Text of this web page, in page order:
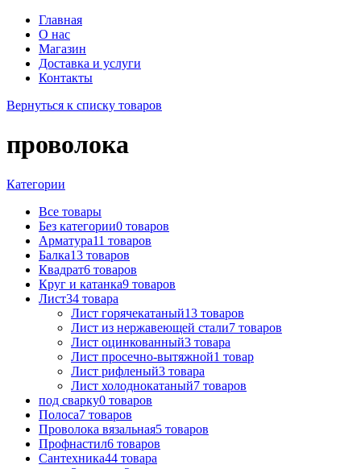
Главная
О нас
Магазин
Доставка и услуги
Контакты
Вернуться к списку товаров
проволока
Категории
Все товары
Без категории0 товаров
Арматура11 товаров
Балка13 товаров
Квадрат6 товаров
Круг и катанка9 товаров
Лист34 товара
Лист горячекатаный13 товаров
Лист из нержавеющей стали7 товаров
Лист оцинкованный3 товара
Лист просечно-вытяжной1 товар
Лист рифленый3 товара
Лист холоднокатаный7 товаров
под сварку0 товаров
Полоса7 товаров
Проволока вязальная5 товаров
Профнастил6 товаров
Сантехника44 товара